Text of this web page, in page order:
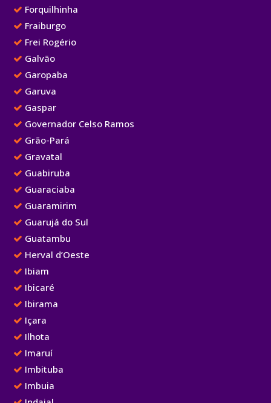
Forquilhinha
Fraiburgo
Frei Rogério
Galvão
Garopaba
Garuva
Gaspar
Governador Celso Ramos
Grão-Pará
Gravatal
Guabiruba
Guaraciaba
Guaramirim
Guarujá do Sul
Guatambu
Herval d’Oeste
Ibiam
Ibicaré
Ibirama
Içara
Ilhota
Imaruí
Imbituba
Imbuia